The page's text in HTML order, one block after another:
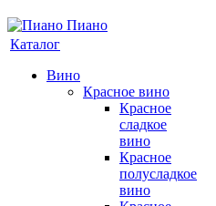
Каталог
Вино
Красное вино
Красное
сладкое
вино
Красное
полусладкое
вино